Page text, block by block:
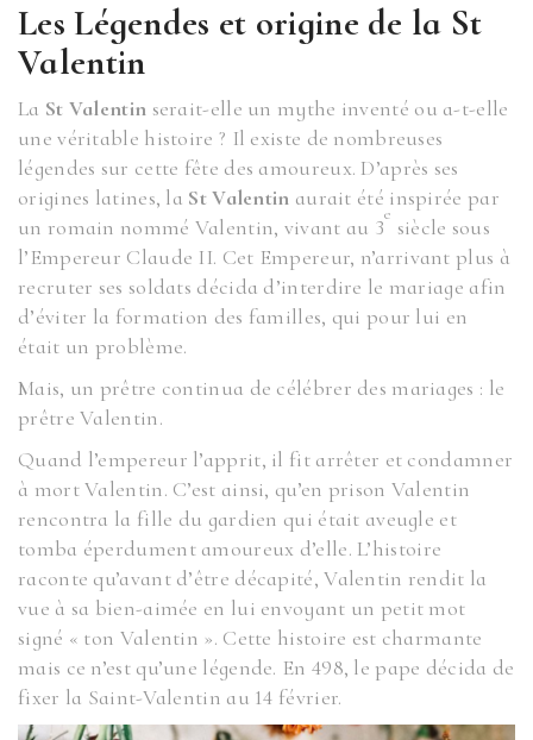
Les Légendes et origine de la St
Valentin
La St Valentin serait-elle un mythe inventé ou a-t-elle
une véritable histoire ? Il existe de nombreuses
légendes sur cette fête des amoureux. D’après ses
origines latines, la St Valentin aurait été inspirée par
un romain nommé Valentin, vivant au 3
e
siècle sous
l’Empereur Claude II. Cet Empereur, n’arrivant plus à
recruter ses soldats décida d’interdire le mariage afin
d’éviter la formation des familles, qui pour lui en
était un problème.
Mais, un prêtre continua de célébrer des mariages : le
prêtre Valentin.
Quand l’empereur l’apprit, il fit arrêter et condamner
à mort Valentin. C’est ainsi, qu’en prison Valentin
rencontra la fille du gardien qui était aveugle et
tomba éperdument amoureux d’elle. L’histoire
raconte qu’avant d’être décapité, Valentin rendit la
vue à sa bien-aimée en lui envoyant un petit mot
signé « ton Valentin ». Cette histoire est charmante
mais ce n’est qu’une légende. En 498, le pape décida de
fixer la Saint-Valentin au 14 février.